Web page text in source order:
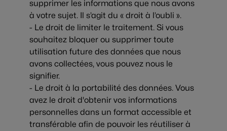
supprimer les informations que nous avons
à votre sujet. Il s’agit du « droit à l’oubli ».
- Le droit de limiter le traitement. Si vous
souhaitez bloquer ou supprimer toute
utilisation future des données que nous
avons collectées, vous pouvez nous le
signifier.
- Le droit à la portabilité des données. Vous
avez le droit d'obtenir vos informations
personnelles dans un format accessible et
transférable afin de pouvoir les réutiliser à